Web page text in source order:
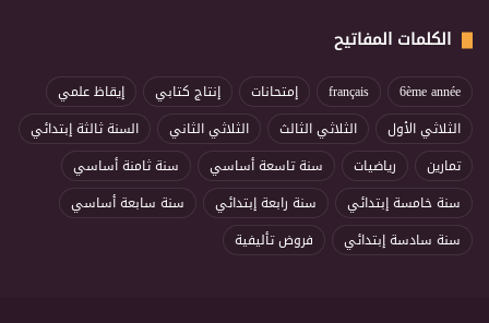
الكلمات المفاتيح
6ème année
français إمتحانات إنتاج كتابي
إيقاظ علمي
الثلاثي الأول
الثلاثي الثالث الثلاثي الثاني
السنة ثالثة إبتدائي
تمارين
رياضيات سنة تاسعة أساسي
سنة ثامنة أساسي
سنة خامسة إبتدائي
سنة رابعة إبتدائي
سنة سابعة أساسي
سنة سادسة إبتدائي
فروض تأليفية